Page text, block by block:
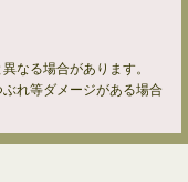
なる場合があります。
れ等ダメージがある場合